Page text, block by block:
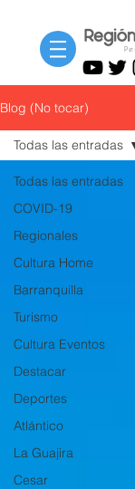
Blog (No tocar)
Todas las entradas
COVID-19
Regionales
Cultura Home
Barranquilla
Turismo
Cultura Eventos
Destacar
Deportes
Atlántico
La Guajira
Cesar
Todas las entradas